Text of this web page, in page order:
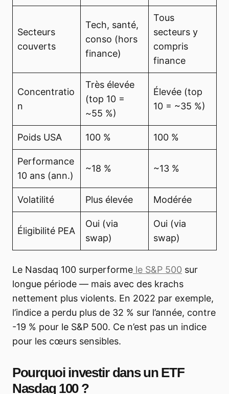
Secteurs
couverts
Tech, santé,
conso (hors
finance)
Tous
secteurs y
compris
finance
Concentratio
n
Très élevée
(top 10 =
~55 %)
Élevée (top
10 = ~35 %)
Poids USA 100 % 100 %
Performance
10 ans (ann.)
~18 % ~13 %
Volatilité Plus élevée Modérée
Éligibilité PEA
Oui (via
swap)
Oui (via
swap)
Le Nasdaq 100 surperforme le S&P 500 sur
longue période — mais avec des krachs
nettement plus violents. En 2022 par exemple,
l’indice a perdu plus de 32 % sur l’année, contre
-19 % pour le S&P 500. Ce n’est pas un indice
pour les cœurs sensibles.
Pourquoi investir dans un ETF
Nasdaq 100 ?